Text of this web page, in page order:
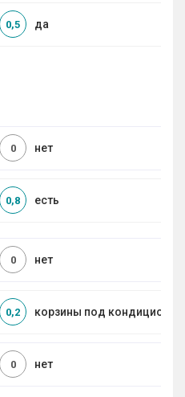
да
0,5
нет
0
есть
0,8
нет
0
корзины под
0,2
нет
0